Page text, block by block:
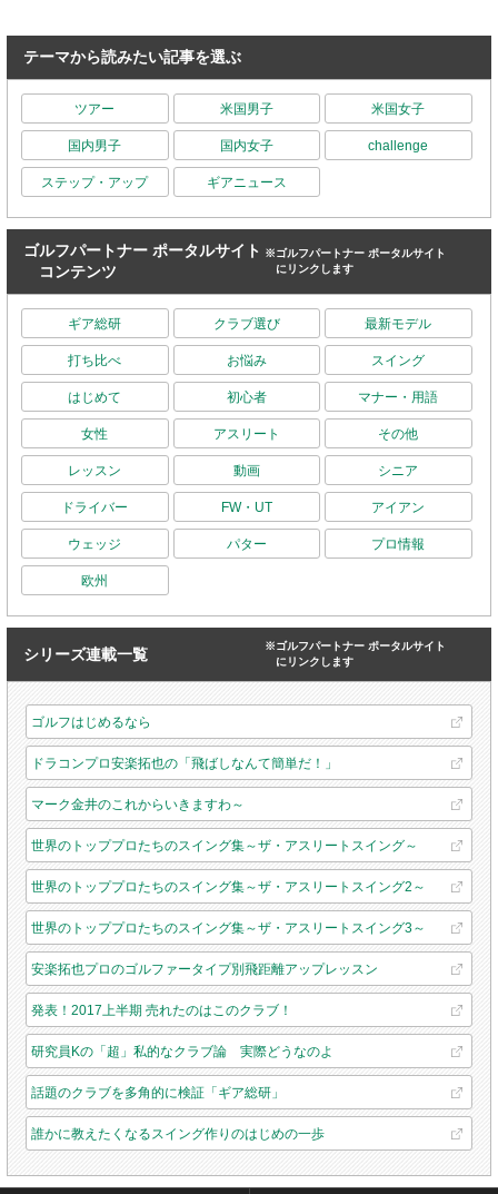
テーマから読みたい記事を選ぶ
ツアー 米国男子 米国女子
国内男子 国内女子 challenge
ステップ・アップ ギアニュース
ゴルフパートナー ポータルサイト
コンテンツ
※ゴルフパートナー ポータルサイト
にリンクします
ギア総研 クラブ選び 最新モデル
打ち比べ お悩み スイング
はじめて 初心者 マナー・用語
女性 アスリート その他
レッスン 動画 シニア
ドライバー FW・UT アイアン
ウェッジ パター プロ情報
欧州
シリーズ連載一覧
※ゴルフパートナー ポータルサイト
にリンクします
ゴルフはじめるなら
ドラコンプロ安楽拓也の「飛ばしなんて簡単だ！」
マーク金井のこれからいきますわ～
世界のトッププロたちのスイング集～ザ・アスリートスイング～
世界のトッププロたちのスイング集～ザ・アスリートスイング2～
世界のトッププロたちのスイング集～ザ・アスリートスイング3～
安楽拓也プロのゴルファータイプ別飛距離アップレッスン
発表！2017上半期 売れたのはこのクラブ！
研究員Kの「超」私的なクラブ論 実際どうなのよ
話題のクラブを多角的に検証「ギア総研」
誰かに教えたくなるスイング作りのはじめの一歩